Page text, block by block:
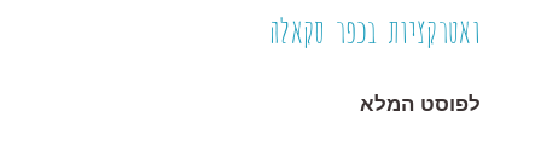
ואטרקציות בכפר סקאלה
לפוסט המלא